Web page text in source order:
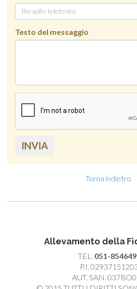
Testo del messaggio
INVIA
Torna indietro
Allevamento della
TEL. 051-854649
P.I.
AUT. SAN.